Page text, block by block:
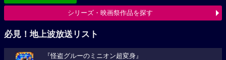
シリーズ・映画祭作品を探す
必見！地上波放送リスト
『怪盗グルーのミニオン超変身』